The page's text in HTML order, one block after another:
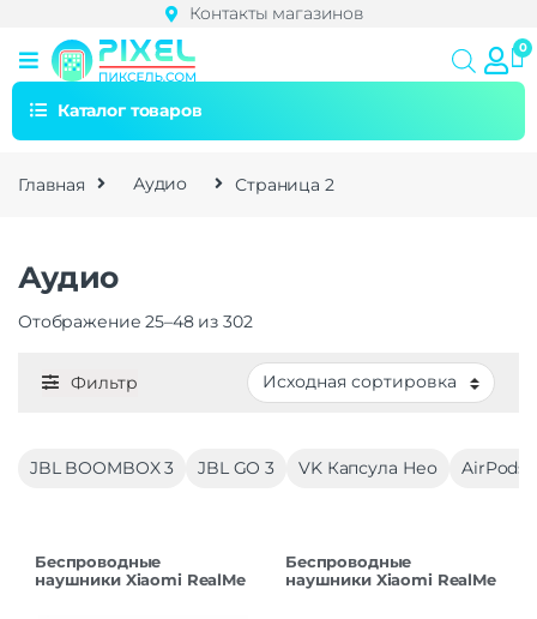
Контакты магазинов
Каталог товаров
Главная Аудио Страница 2
Аудио
Отображение 25–48 из 302
Фильтр
JBL BOOMBOX 3 JBL GO 3 VK Капсула Нео AirPods
Беспроводные
наушники Xiaomi RealMe
Беспроводные
наушники Xiaomi RealMe